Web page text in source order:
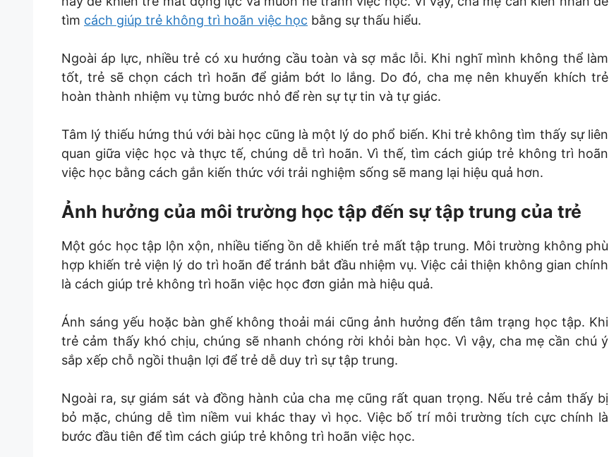
tìm cách giúp trẻ không trì hoãn việc học bằng sự thấu hiểu.
Ngoài áp lực, nhiều trẻ có xu hướng cầu toàn và sợ mắc lỗi. Khi nghĩ mình không thể làm
tốt, trẻ sẽ chọn cách trì hoãn để giảm bớt lo lắng. Do đó, cha mẹ nên khuyến khích trẻ
hoàn thành nhiệm vụ từng bước nhỏ để rèn sự tự tin và tự giác.
Tâm lý thiếu hứng thú với bài học cũng là một lý do phổ biến. Khi trẻ không tìm thấy sự liên
quan giữa việc học và thực tế, chúng dễ trì hoãn. Vì thế, tìm cách giúp trẻ không trì hoãn
việc học bằng cách gắn kiến thức với trải nghiệm sống sẽ mang lại hiệu quả hơn.
Ảnh hưởng của môi trường học tập đến sự tập trung của trẻ
Một góc học tập lộn xộn, nhiều tiếng ồn dễ khiến trẻ mất tập trung. Môi trường không phù
hợp khiến trẻ viện lý do trì hoãn để tránh bắt đầu nhiệm vụ. Việc cải thiện không gian chính
là cách giúp trẻ không trì hoãn việc học đơn giản mà hiệu quả.
Ánh sáng yếu hoặc bàn ghế không thoải mái cũng ảnh hưởng đến tâm trạng học tập. Khi
trẻ cảm thấy khó chịu, chúng sẽ nhanh chóng rời khỏi bàn học. Vì vậy, cha mẹ cần chú ý
sắp xếp chỗ ngồi thuận lợi để trẻ dễ duy trì sự tập trung.
Ngoài ra, sự giám sát và đồng hành của cha mẹ cũng rất quan trọng. Nếu trẻ cảm thấy bị
bỏ mặc, chúng dễ tìm niềm vui khác thay vì học. Việc bố trí môi trường tích cực chính là
bước đầu tiên để tìm cách giúp trẻ không trì hoãn việc học.